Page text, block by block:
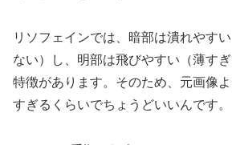
リソフェインでは、暗部は潰れやす
ない）し、明部は飛びやすい（薄す
特徴があります。そのため、元画像
すぎるくらいでちょうどいいんです。